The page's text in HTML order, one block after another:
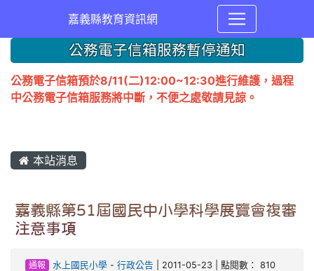
嘉義縣教育資訊網
公務電子信箱服務暫停通知
公務電子信箱預於8/11(二)12:00~12:30進行維護，過程
中公務電子信箱服務將中斷，不便之處敬請見諒。
本站消息
嘉義縣第51屆國民中小學科學展覽會複審
注意事項
通報 水上國民小學- 行政公告 | 2011-05-23 | 點閱數： 810